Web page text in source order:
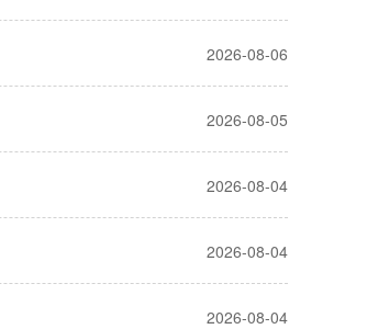
2026-08-06
2026-08-05
2026-08-04
2026-08-04
2026-08-04